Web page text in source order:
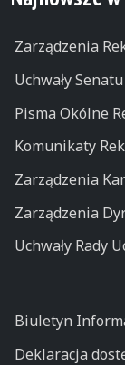
Zarządzenia
Uchwały
Pisma Okólne
Komunikaty
Zarządzenia
Zarządzenia
Uchwały Rady
Biuletyn
Deklaracja